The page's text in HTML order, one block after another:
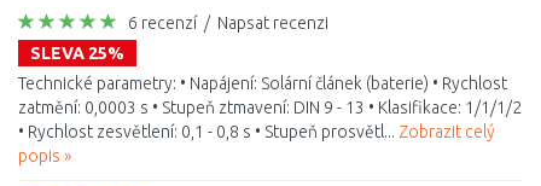
6 recenzí / Napsat recenzi
SLEVA 25%
Technické parametry: • Napájení: Solární článek (baterie) • Rychlost
zatmění: 0,0003 s • Stupeň ztmavení: DIN 9 - 13 • Klasifikace: 1/1/1/2
• Rychlost zesvětlení: 0,1 - 0,8 s • Stupeň prosvětl... Zobrazit celý
popis »